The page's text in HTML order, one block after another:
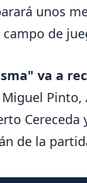
unos
de
va a
Pinto,
Cereceda
de la